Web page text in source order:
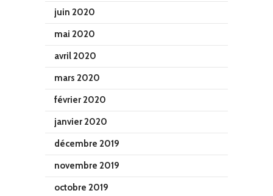
juin 2020
mai 2020
avril 2020
mars 2020
février 2020
janvier 2020
décembre 2019
novembre 2019
octobre 2019